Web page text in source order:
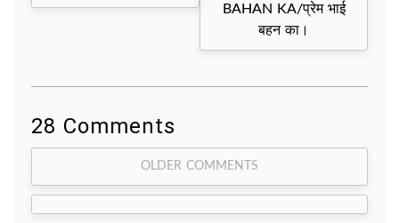
BAHAN KA/प्रेम भाई
बहन का।
28 Comments
Comment
navigation
OLDER COMMENTS